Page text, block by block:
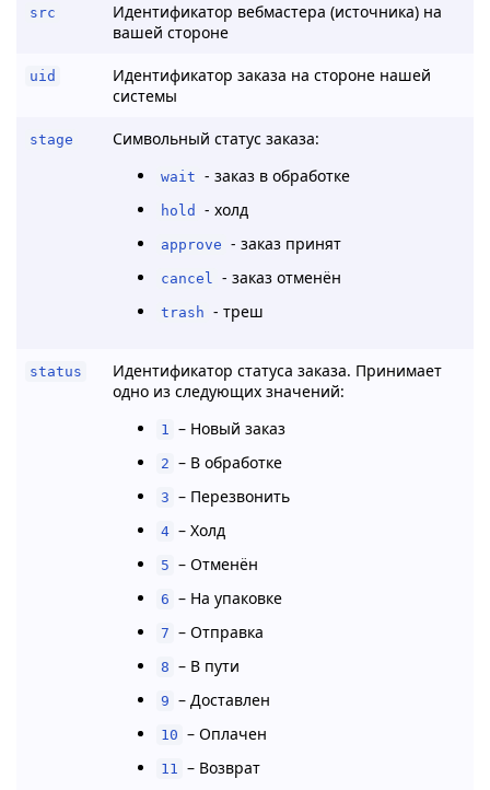
src
Идентификатор вебмастера (источника) на
вашей стороне
uid
Идентификатор заказа на стороне нашей
системы
stage Символьный статус заказа:
wait - заказ в обработке
hold - холд
approve - заказ принят
cancel - заказ отменён
trash - треш
status
Идентификатор статуса заказа. Принимает
одно из следующих значений:
1 – Новый заказ
2 – В обработке
3 – Перезвонить
4 – Холд
5 – Отменён
6 – На упаковке
7 – Отправка
8 – В пути
9 – Доставлен
10 – Оплачен
11 – Возврат